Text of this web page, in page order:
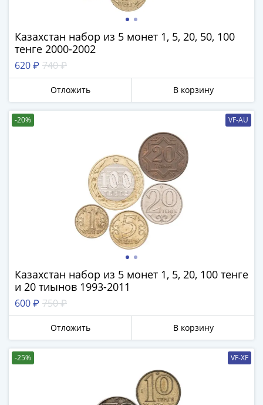
Казахстан набор из 5 монет 1, 5, 20, 50, 100
тенге 2000-2002
620 ₽ 740 ₽
Отложить В корзину
-20% VF-AU
Казахстан набор из 5 монет 1, 5, 20, 100 тенге
и 20 тиынов 1993-2011
600 ₽ 750 ₽
Отложить В корзину
-25% VF-XF